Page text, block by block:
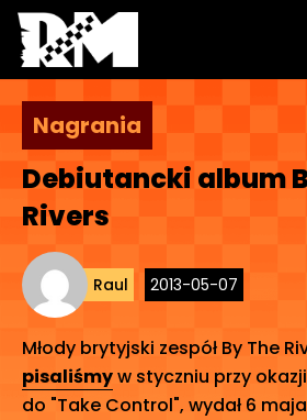
Nagrania
Debiutancki album
Rivers
Raul 2013-05-07
Młody brytyjski zespół By The
pisaliśmyw styczniu przy
do "Take Control", wydał 6